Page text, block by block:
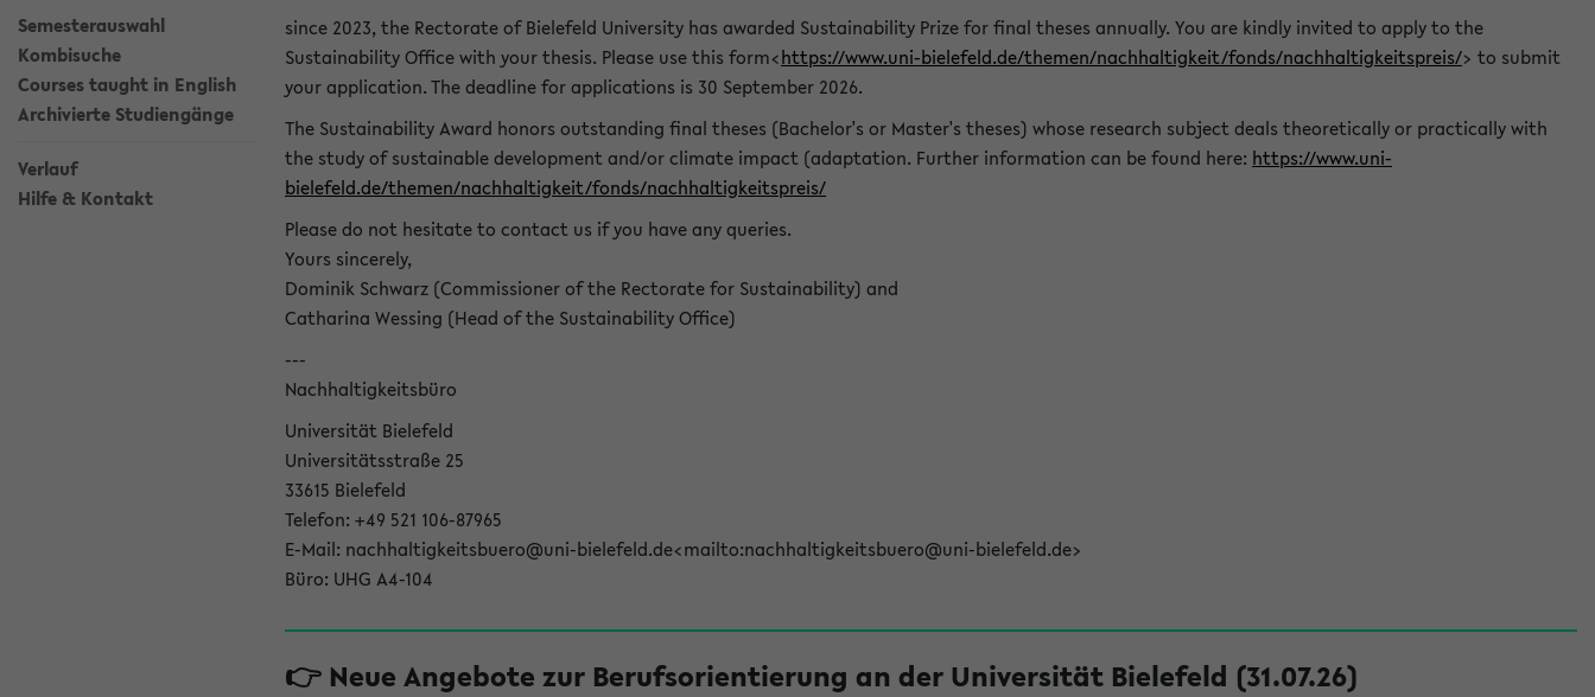
Semesterauswahl
Kombisuche
Courses taught in English
Archivierte Studiengänge
Verlauf
Hilfe & Kontakt
since 2023, the Rectorate of Bielefeld University has awarded Sustainability Prize for final theses annually. You are kindly invited to apply to the
Sustainability Office with your thesis. Please use this form<https://www.uni-bielefeld.de/themen/nachhaltigkeit/fonds/nachhaltigkeitspreis/> to submit
your application. The deadline for applications is 30 September 2026.
The Sustainability Award honors outstanding final theses (Bachelor's or Master's theses) whose research subject deals theoretically or practically with
the study of sustainable development and/or climate impact (adaptation. Further information can be found here: https://www.uni-
bielefeld.de/themen/nachhaltigkeit/fonds/nachhaltigkeitspreis/
Please do not hesitate to contact us if you have any queries.
Yours sincerely,
Dominik Schwarz (Commissioner of the Rectorate for Sustainability) and
Catharina Wessing (Head of the Sustainability Office)
---
Nachhaltigkeitsbüro
Universität Bielefeld
Universitätsstraße 25
33615 Bielefeld
Telefon: +49 521 106-87965
E-Mail: nachhaltigkeitsbuero@uni-bielefeld.de<mailto:nachhaltigkeitsbuero@uni-bielefeld.de>
Büro: UHG A4-104
👉 Neue Angebote zur Berufsorientierung an der Universität Bielefeld (31.07.26)